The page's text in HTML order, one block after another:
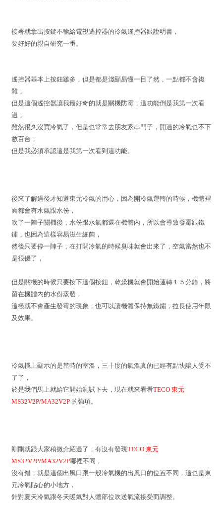
接著就拿出按鍵不輸給電視遙控器的冷氣遙控器跟說明書，
要好好的親自研究一番。
遙控器基本上按鈕雖多，但是都是淺顯易懂一目了然，一點都不會複
雜，
但是這個遙控器讓我最好奇的就是關機防霉，這功能倒是我第一次看
過，
雖然很久沒買冷氣了，但是也常常去朋友家串門子，開過的冷氣也不下
數百台，
但是我必須承認這是我第一次看到這功能。
後來了解過後才知道東元冷氣的用心，因為開冷氣運轉的時候，機體裡
面都會有水氣跟水份，
吹了一陣子關機後，水份跟水氣都還在機體內，所以會導致發霉跟鐵
鏽，也因為這樣容易滋生細菌，
然後只要停一陣子，在打開冷氣的時候臭味就會出來了，空氣當然也不
是很優了，
但是關機的時候只要按下這個按鈕，乾燥機就會開始運轉１５分鐘，將
留在機體內的水份蒸發，
這樣就不會產生發霉的現象，也可以讓機體保持無鐵鏽，拉長使用年限
及效果。
冷氣機上顯示的是當時的室溫，三十度的氣溫真的已經有點快讓人受不
了了，
於是我們馬上就給它開始測試下去，現在就來看看TECO 東元
MS32V2P/MA32V2P 的強項。
剛剛就跟大家稍微介紹過了，有沒有發現TECO 東元
MS32V2P/MA32V2P哪裡不同，
沒有錯，就是這個出風口跟一般冷氣機的出風口的位置不同，這也是東
元冷氣貼心的小地方，
針對夏天冷氣跟冬天暖氣對人體部位吹送氣流接受而調整。